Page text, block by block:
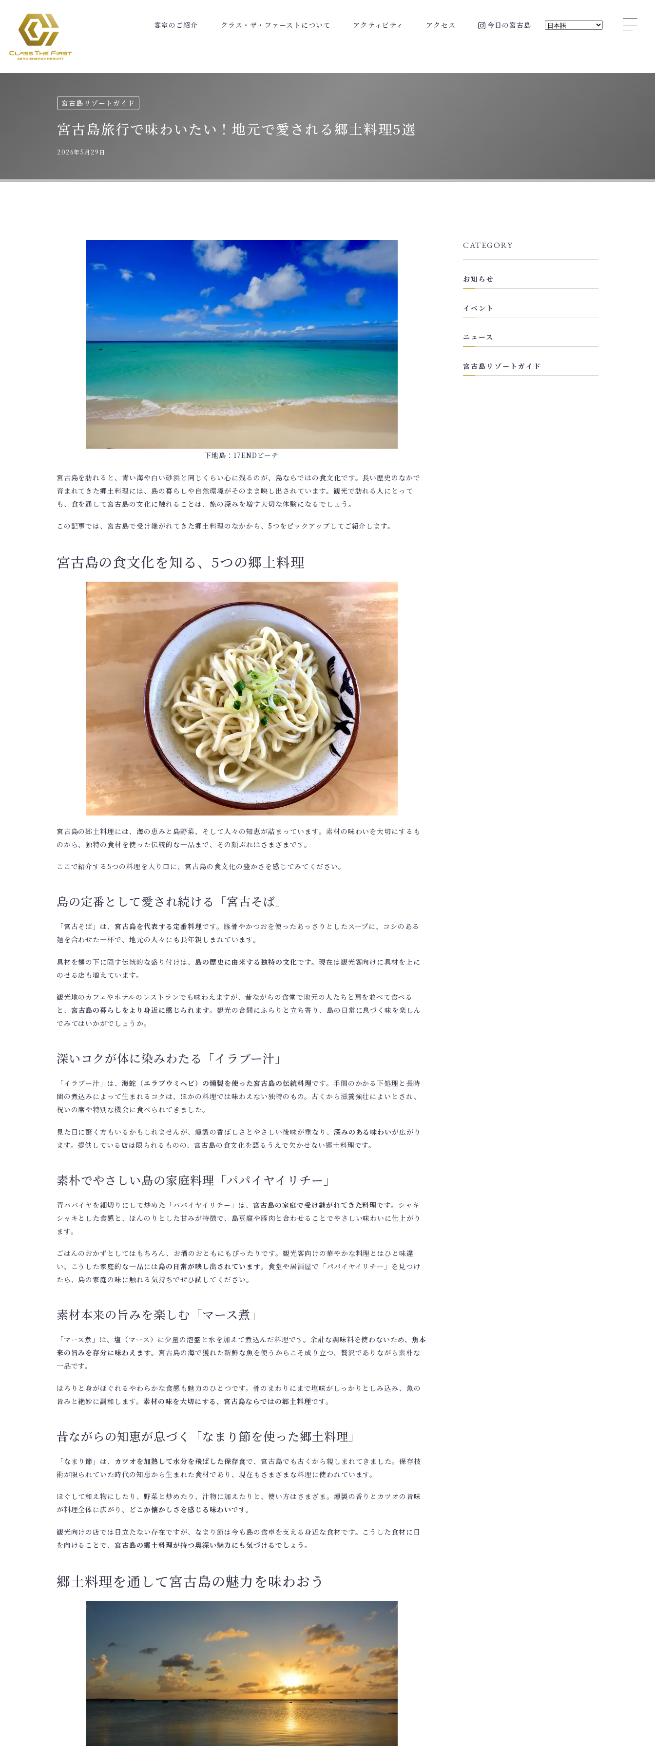
客室の ご紹介 ク ラ ス ・ザ ・ フ ァ ース ト について ア ク テ ィ ビ テ ィ ア ク セ ス 今日 の宮古島
宮古島リゾートガイド
2026年5月29日
宮古島旅行で味わいたい！地元で愛される郷土料理5選
下地島：17ENDビーチ
宮古島を訪れると、青い海や白い砂浜と同じくらい心に残るのが、島ならではの食文化です。長い歴史のなかで
育まれてきた郷土料理には、島の暮らしや自然環境がそのまま映し出されています。観光で訪れる人にとって
も、食を通して宮古島の文化に触れることは、旅の深みを増す大切な体験になるでしょう。
この記事では、宮古島で受け継がれてきた郷土料理のなかから、5つをピックアップしてご紹介します。
宮古島の食文化を知る、5つの郷土料理
宮古島の郷土料理には、海の恵みと島野菜、そして人々の知恵が詰まっています。素材の味わいを大切にするも
のから、独特の食材を使った伝統的な一品まで、その顔ぶれはさまざまです。
ここで紹介する5つの料理を入り口に、宮古島の食文化の豊かさを感じてみてください。
島の定番として愛され続ける「宮古そば」
「宮古そば」は、宮古島を代表する定番料理です。豚骨やかつおを使ったあっさりとしたスープに、コシのある
麺を合わせた一杯で、地元の人々にも長年親しまれています。
具材を麺の下に隠す伝統的な盛り付けは、 島の歴史に由来する独特の文化です。現在は観光客向けに具材を上に
のせる店も増えています。
観光地のカフェやホテルのレストランでも味わえますが、昔ながらの食堂で地元の人たちと肩を並べて食べる
と、 宮古島の暮らしをより身近に感じられます。観光の合間にふらりと立ち寄り、島の日常に息づく味を楽しん
でみてはいかがでしょうか。
深いコクが体に染みわたる「イラブー汁」
「イラブー汁」は、海蛇（エラブウミヘビ）の燻製を使った宮古島の伝統料理です。手間のかかる下処理と長時
間の煮込みによって生まれるコクは、ほかの料理では味わえない独特のもの。古くから滋養強壮によいとされ、
祝いの席や特別な機会に食べられてきました。
見た目に驚く方もいるかもしれませんが、燻製の香ばしさとやさしい後味が重なり、 深みのある味わいが広がり
ます。提供している店は限られるものの、宮古島の食文化を語るうえで欠かせない郷土料理です。
素朴でやさしい島の家庭料理「パパイヤイリチー」
青パパイヤを細切りにして炒めた「パパイヤイリチー」は、 宮古島の家庭で受け継がれてきた料理です。シャキ
シャキとした食感と、ほんのりとした甘みが特徴で、島豆腐や豚肉と合わせることでやさしい味わいに仕上がり
ます。
ごはんのおかずとしてはもちろん、お酒のおともにもぴったりです。観光客向けの華やかな料理とはひと味違
い、こうした家庭的な一品には島の日常が映し出されています。食堂や居酒屋で「パパイヤイリチー」を見つけ
たら、島の家庭の味に触れる気持ちでぜひ試してください。
素材本来の旨みを楽しむ「マース煮」
「マース煮」は、塩（マース）に少量の泡盛と水を加えて煮込んだ料理です。余計な調味料を使わないため、魚本
来の旨みを存分に味わえます。宮古島の海で獲れた新鮮な魚を使うからこそ成り立つ、贅沢でありながら素朴な
一品です。
ほろりと身がほぐれるやわらかな食感も魅力のひとつです。骨のまわりにまで塩味がしっかりとしみ込み、魚の
旨みと絶妙に調和します。素材の味を大切にする、宮古島ならではの郷土料理です。
昔ながらの知恵が息づく「なまり節を使った郷土料理」
「なまり節」は、 カツオを加熱して水分を飛ばした保存食で、宮古島でも古くから親しまれてきました。保存技
術が限られていた時代の知恵から生まれた食材であり、現在もさまざまな料理に使われています。
ほぐして和え物にしたり、野菜と炒めたり、汁物に加えたりと、使い方はさまざま。燻製の香りとカツオの旨味
が料理全体に広がり、
どこか懐かしさを感じる味わいです。
観光向けの店では目立たない存在ですが、なまり節は今も島の食卓を支える身近な食材です。こうした食材に目
を向けることで、宮古島の郷土料理が持つ奥深い魅力にも気づけるでしょう 。
郷土料理を通して宮古島の魅力を味わおう
CATEGORY
お知らせ
イベント
ニュース
宮古島リゾートガイド